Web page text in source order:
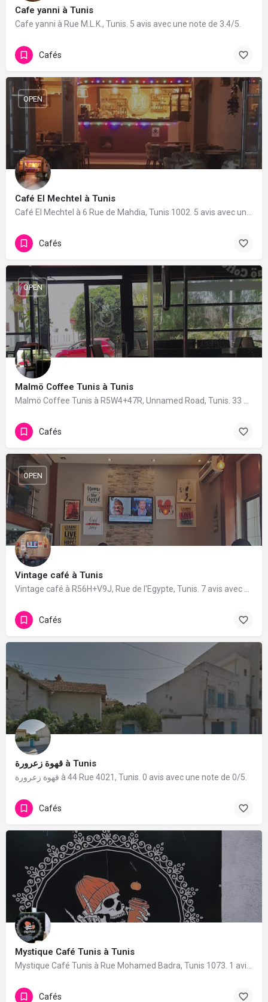
Cafe yanni à Tunis
Cafe yanni à Rue M.L.K., Tunis. 5 avis avec une note de 3.4/5.
Cafés
Café El Mechtel à Tunis
Café El Mechtel à 6 Rue de Mahdia, Tunis 1002. 5 avis avec une note de 4.8/5.
OPEN
Cafés
Malmö Coffee Tunis à Tunis
Malmö Coffee Tunis à R5W4+47R, Unnamed Road, Tunis. 33 avis avec une note de 4.2/5.
OPEN
Cafés
Vintage café à Tunis
Vintage café à R56H+V9J, Rue de l'Egypte, Tunis. 7 avis avec une note de 3.4/5.
OPEN
Cafés
قهوة زعرورة à Tunis
قهوة زعرورة à 44 Rue 4021, Tunis. 0 avis avec une note de 0/5.
Cafés
Mystique Café Tunis à Tunis
Mystique Café Tunis à Rue Mohamed Badra, Tunis 1073. 1 avis avec une note de 5/5.
Cafés